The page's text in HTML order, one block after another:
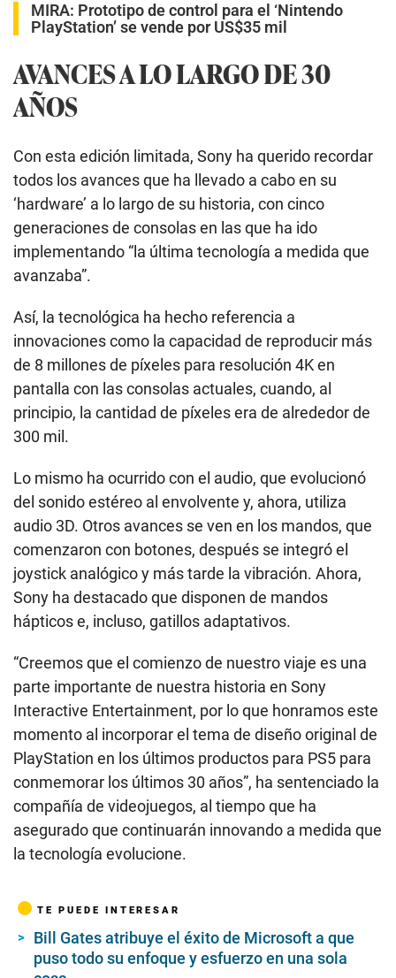
MIRA: Prototipo de control para el ‘Nintendo
PlayStation’ se vende por US$35 mil
AVANCES A LO LARGO DE 30
AÑOS
Con esta edición limitada, Sony ha querido recordar
todos los avances que ha llevado a cabo en su
‘hardware’ a lo largo de su historia, con cinco
generaciones de consolas en las que ha ido
implementando “la última tecnología a medida que
avanzaba”.
Así, la tecnológica ha hecho referencia a
innovaciones como la capacidad de reproducir más
de 8 millones de píxeles para resolución 4K en
pantalla con las consolas actuales, cuando, al
principio, la cantidad de píxeles era de alrededor de
300 mil.
Lo mismo ha ocurrido con el audio, que evolucionó
del sonido estéreo al envolvente y, ahora, utiliza
audio 3D. Otros avances se ven en los mandos, que
comenzaron con botones, después se integró el
joystick analógico y más tarde la vibración. Ahora,
Sony ha destacado que disponen de mandos
hápticos e, incluso, gatillos adaptativos.
“Creemos que el comienzo de nuestro viaje es una
parte importante de nuestra historia en Sony
Interactive Entertainment, por lo que honramos este
momento al incorporar el tema de diseño original de
PlayStation en los últimos productos para PS5 para
conmemorar los últimos 30 años”, ha sentenciado la
compañía de videojuegos, al tiempo que ha
asegurado que continuarán innovando a medida que
la tecnología evolucione.
TE PUEDE INTERESAR
Bill Gates atribuye el éxito de Microsoft a que
puso todo su enfoque y esfuerzo en una sola